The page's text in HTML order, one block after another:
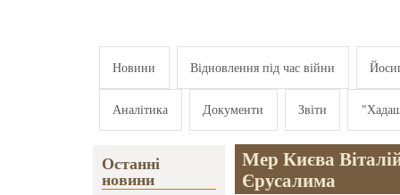
Новини Відновлення під час війни
Аналітика Документи Звіти
Останні
новини
Мер Києва
Єрусалима